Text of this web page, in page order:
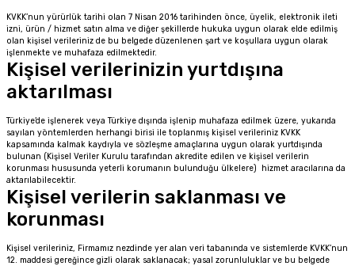
KVKK’nun yürürlük tarihi olan 7 Nisan 2016 tarihinden önce, üyelik, elektronik ileti
izni, ürün / hizmet satın alma ve diğer şekillerde hukuka uygun olarak elde edilmiş
olan kişisel verileriniz de bu belgede düzenlenen şart ve koşullara uygun olarak
işlenmekte ve muhafaza edilmektedir.
Kişisel verilerinizin yurtdışına
aktarılması
Türkiye’de işlenerek veya Türkiye dışında işlenip muhafaza edilmek üzere, yukarıda
sayılan yöntemlerden herhangi birisi ile toplanmış kişisel verileriniz KVKK
kapsamında kalmak kaydıyla ve sözleşme amaçlarına uygun olarak yurtdışında
bulunan (Kişisel Veriler Kurulu tarafından akredite edilen ve kişisel verilerin
korunması hususunda yeterli korumanın bulunduğu ülkelere) hizmet aracılarına da
aktarılabilecektir.
Kişisel verilerin saklanması ve
korunması
Kişisel verileriniz, Firmamız nezdinde yer alan veri tabanında ve sistemlerde KVKK’nun
12. maddesi gereğince gizli olarak saklanacak; yasal zorunluluklar ve bu belgede